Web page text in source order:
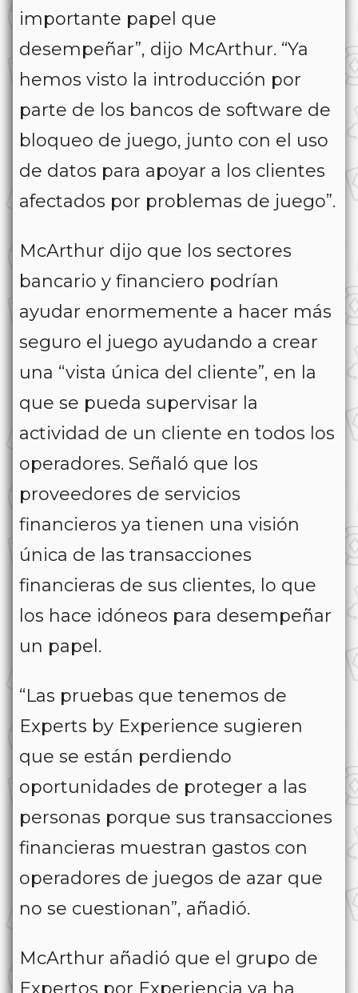
importante papel que
desempeñar”, dijo McArthur. “Ya
hemos visto la introducción por
parte de los bancos de software de
bloqueo de juego, junto con el uso
de datos para apoyar a los clientes
afectados por problemas de juego”.
McArthur dijo que los sectores
bancario y financiero podrían
ayudar enormemente a hacer más
seguro el juego ayudando a crear
una “vista única del cliente”, en la
que se pueda supervisar la
actividad de un cliente en todos los
operadores. Señaló que los
proveedores de servicios
financieros ya tienen una visión
única de las transacciones
financieras de sus clientes, lo que
los hace idóneos para desempeñar
un papel.
“Las pruebas que tenemos de
Experts by Experience sugieren
que se están perdiendo
oportunidades de proteger a las
personas porque sus transacciones
financieras muestran gastos con
operadores de juegos de azar que
no se cuestionan”, añadió.
McArthur añadió que el grupo de
Expertos por Experiencia ya ha